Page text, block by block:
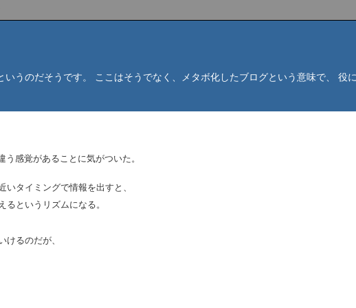
うのだそうです。 ここはそうでなく、メタボ化したブログという意味で、 役
感覚があることに気がついた。
タイミングで情報を出すと、
というリズムになる。
けるのだが、